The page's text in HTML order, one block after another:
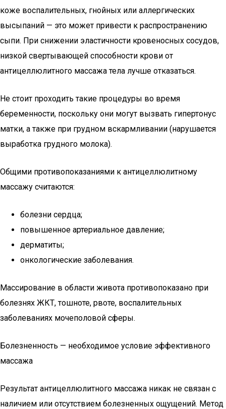
коже воспалительных, гнойных или аллергических
высыпаний — это может привести к распространению
сыпи. При снижении эластичности кровеносных сосудов,
низкой свертывающей способности крови от
антицеллюлитного массажа тела лучше отказаться.
Не стоит проходить такие процедуры во время
беременности, поскольку они могут вызвать гипертонус
матки, а также при грудном вскармливании (нарушается
выработка грудного молока).
Общими противопоказаниями к антицеллюлитному
массажу считаются:
болезни сердца;
повышенное артериальное давление;
дерматиты;
онкологические заболевания.
Массирование в области живота противопоказано при
болезнях ЖКТ, тошноте, рвоте, воспалительных
заболеваниях мочеполовой сферы.
Болезненность — необходимое условие эффективного
массажа
Результат антицеллюлитного массажа никак не связан с
наличием или отсутствием болезненных ощущений. Метод